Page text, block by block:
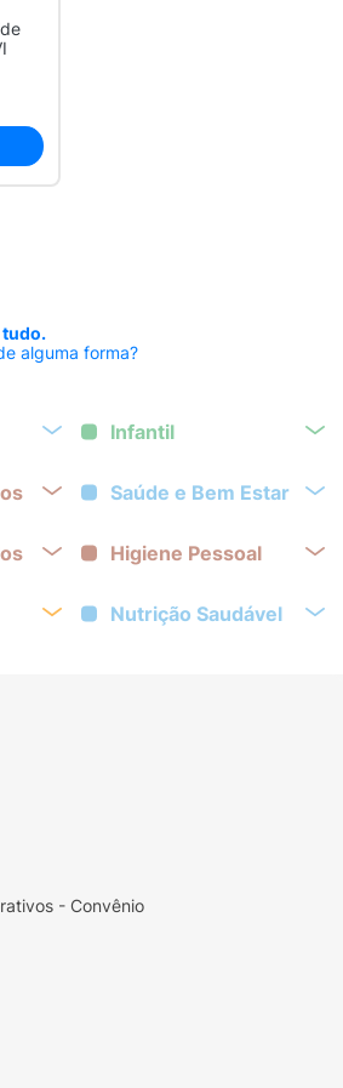
tudo.
alguma forma?
Infantil
Saúde e Bem Estar
Higiene Pessoal
Nutrição Saudável
- Convênio